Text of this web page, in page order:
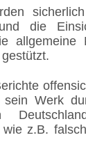
die
allgemeine
Werk
wie z.B.